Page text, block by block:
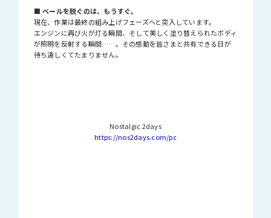
■ ベールを脱ぐのは、もうすぐ。
現在、作業は最終の組み上げフェーズへと突入しています。
エンジンに再び火が灯る瞬間、そして美しく塗り替えられたボディ
が照明を反射する瞬間……。その感動を皆さまと共有できる日が
待ち遠しくてたまりません。
Nostalgic 2days
https://nos2days.com/pc